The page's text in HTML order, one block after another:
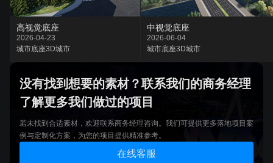
高视觉底座
2026-04-23
城市底座3D城市
中视觉底座
2026-06-04
城市底座3D城市
没有找到想要的素材？联系我们的商务经理
了解更多我们做过的项目
若未找到合适素材，欢迎联系商务经理咨询。我们可提供更多落地项目案
例与定制化方案，为您的项目提供精准参考。
在线客服